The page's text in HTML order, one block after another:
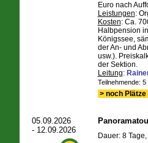
Euro nach
Leistungen:
Kosten: Ca.
Halbpension
Königssee,
der An- und
usw.).
der Sektion.
Leitung:
Teilnehmende:
> noch
05.09.2026
- 12.09.2026
Dauer: 8